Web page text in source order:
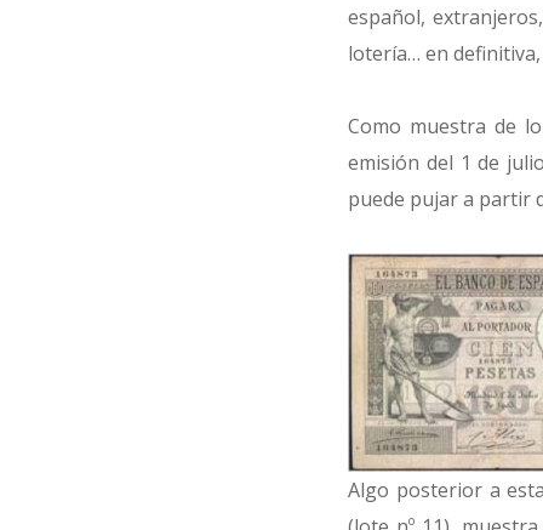
español,
lotería… en
Como muestra de
emisión del 1 de
puede pujar a partir
Algo posterior a